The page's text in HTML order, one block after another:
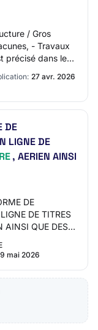
/ Gros
- Travaux
précisé dans les
27 avr. 2026
DE
LIGNE DE
, AERIEN AINSI
DE
DE TITRES
AINSI QUE DES
:
mai 2026